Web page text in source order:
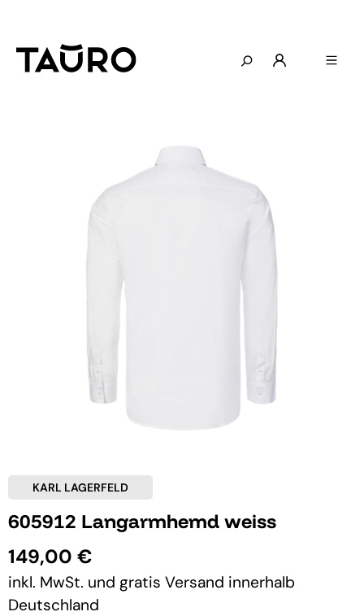
KARL LAGERFELD
605912 Langarmhemd weiss
149,00 €
inkl. MwSt. und gratis Versand innerhalb
Deutschland